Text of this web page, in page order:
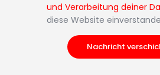
und Verarbeitung deiner
diese Website